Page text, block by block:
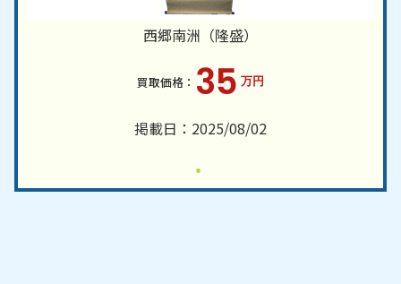
西郷南洲（隆盛）
35 万円
掲載日：2025/08/02